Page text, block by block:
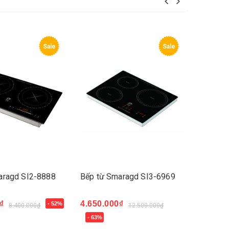
Sale
SI3-6969
12.500.000₫
Sale
Bếp từ Smaragd SI2-2868+
4.500.000₫ 8.500.000₫
Mua ngay